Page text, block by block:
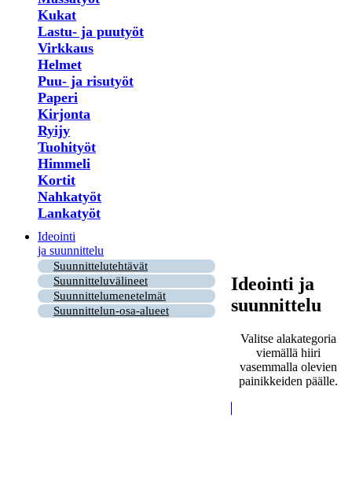
Kukat
Lastu- ja puutyöt
Virkkaus
Helmet
Puu- ja risutyöt
Paperi
Kirjonta
Ryijy
Tuohityöt
Himmeli
Kortit
Nahkatyöt
Lankatyöt
Ideointi
ja suunnittelu
Suunnittelutehtävät
Suunnitteluvälineet
Suunnittelumenetelmät
Suunnittelun-osa-alueet
Ideointi ja
suunnittelu
Valitse alakategoria
viemällä hiiri
vasemmalla olevien
painikkeiden päälle.